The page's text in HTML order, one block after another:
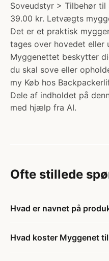
Soveudstyr > Tilbehør til
39.00 kr. Letvægts
Det er et praktisk
tages over hovedet eller
Myggenettet beskytter
du skal sove eller
my Køb hos
Dele af indholdet på
med hjælp fra AI.
Ofte stillede
Hvad er navnet på
Hvad koster Myggenet